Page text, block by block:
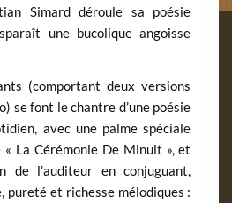
Simard déroule sa poésie
une bucolique angoisse
(comportant deux versions
se font le chantre d’une poésie
avec une palme spéciale
« La Cérémonie De Minuit », et
de l’auditeur en conjuguant,
pureté et richesse mélodiques :